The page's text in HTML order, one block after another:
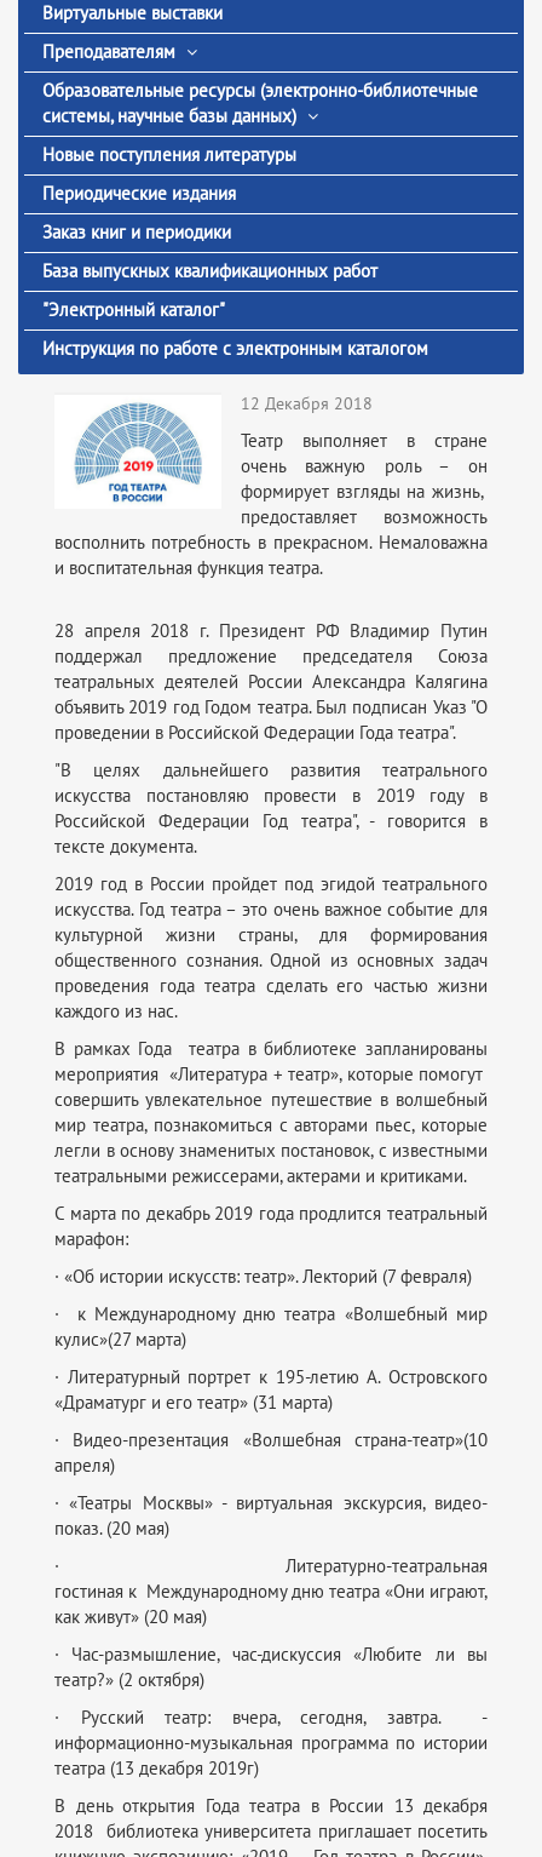
Виртуальные выставки
Преподавателям
Образовательные ресурсы (электронно-библиотечные
системы, научные базы данных)
Новые поступления литературы
Периодические издания
Заказ книг и периодики
База выпускных квалификационных работ
"Электронный каталог"
Инструкция по работе с электронным каталогом
12 Декабря 2018
Театр выполняет в стране
очень важную роль – он
формирует взгляды на жизнь,
предоставляет возможность
восполнить потребность в прекрасном. Немаловажна
и воспитательная функция театра.
28 апреля 2018 г. Президент РФ Владимир Путин
поддержал предложение председателя Союза
театральных деятелей России Александра Калягина
объявить 2019 год Годом театра. Был подписан Указ "О
проведении в Российской Федерации Года театра".
"В целях дальнейшего развития театрального
искусства постановляю провести в 2019 году в
Российской Федерации Год театра", - говорится в
тексте документа.
2019 год в России пройдет под эгидой театрального
искусства. Год театра – это очень важное событие для
культурной жизни страны, для формирования
общественного сознания. Одной из основных задач
проведения года театра сделать его частью жизни
каждого из нас.
В рамках Года театра в библиотеке запланированы
мероприятия «Литература + театр», которые помогут
совершить увлекательное путешествие в волшебный
мир театра, познакомиться с авторами пьес, которые
легли в основу знаменитых постановок, с известными
театральными режиссерами, актерами и критиками.
С марта по декабрь 2019 года продлится театральный
марафон:
· «Об истории искусств: театр». Лекторий (7 февраля)
· к Международному дню театра «Волшебный мир
кулис»(27 марта)
· Литературный портрет к 195-летию А. Островского
«Драматург и его театр» (31 марта)
· Видео-презентация «Волшебная страна-театр»(10
апреля)
· «Театры Москвы» - виртуальная экскурсия, видео-
показ. (20 мая)
· Литературно-театральная
гостиная к Международному дню театра «Они играют,
как живут» (20 мая)
· Час-размышление, час-дискуссия «Любите ли вы
театр?» (2 октября)
· Русский театр: вчера, сегодня, завтра. -
информационно-музыкальная программа по истории
театра (13 декабря 2019г)
В день открытия Года театра в России 13 декабря
2018 библиотека университета приглашает посетить